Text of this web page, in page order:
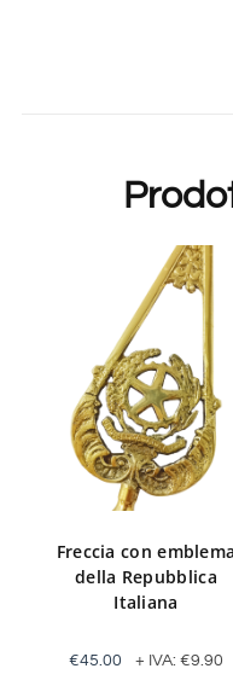
Freccia con emblema
della Repubblica
Italiana
€45.00 + IVA: €9.90